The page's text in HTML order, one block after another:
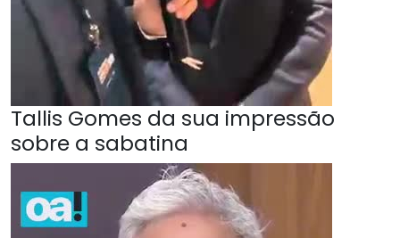
Tallis Gomes da sua impressão
sobre a sabatina